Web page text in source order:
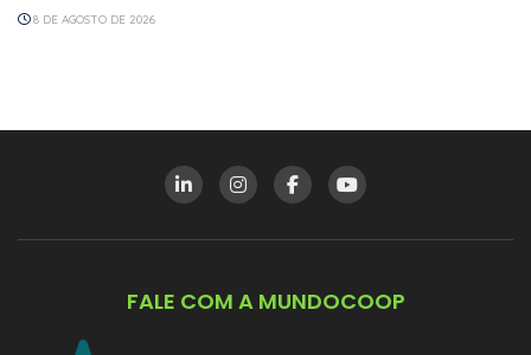
8 DE AGOSTO DE 2026
FALE COM A MUNDOCOOP